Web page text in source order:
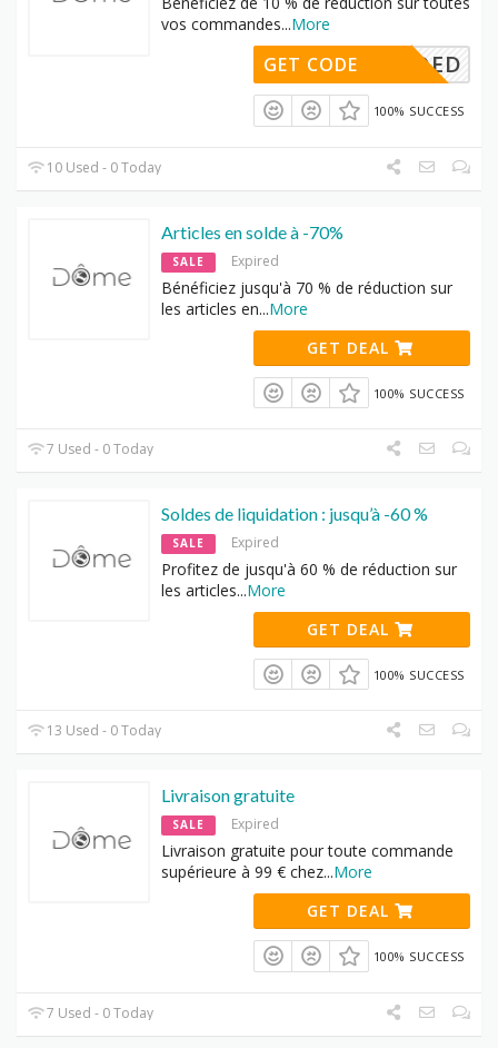
vos commandes...More
E NEEDED
GET CODE
100% SUCCESS
10 Used - 0 Today
Articles en solde à -70%
SALE Expired
Bénéficiez jusqu'à 70 % de réduction sur
les articles en...More
GET DEAL
100% SUCCESS
7 Used - 0 Today
Soldes de liquidation : jusqu’à -60 %
SALE Expired
Profitez de jusqu'à 60 % de réduction sur
les articles...More
GET DEAL
100% SUCCESS
13 Used - 0 Today
Livraison gratuite
SALE Expired
Livraison gratuite pour toute commande
supérieure à 99 € chez...More
GET DEAL
100% SUCCESS
7 Used - 0 Today